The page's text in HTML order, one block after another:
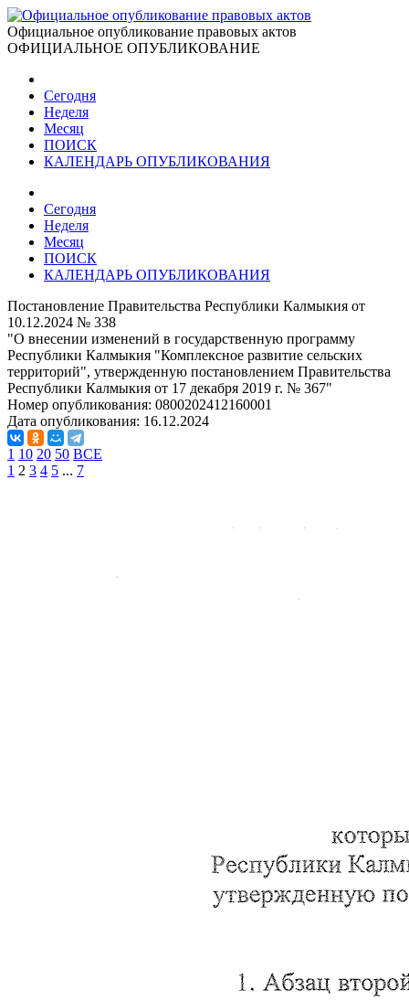
Официальное опубликование правовых актов
ОФИЦИАЛЬНОЕ ОПУБЛИКОВАНИЕ
Сегодня
Неделя
Месяц
ПОИСК
КАЛЕНДАРЬ ОПУБЛИКОВАНИЯ
Сегодня
Неделя
Месяц
ПОИСК
КАЛЕНДАРЬ ОПУБЛИКОВАНИЯ
Постановление Правительства Республики Калмыкия от
10.12.2024 № 338
"О внесении изменений в государственную программу
Республики Калмыкия "Комплексное развитие сельских
территорий", утвержденную постановлением Правительства
Республики Калмыкия от 17 декабря 2019 г. № 367"
Номер опубликования: 0800202412160001
Дата опубликования: 16.12.2024
1 10 20 50 ВСЕ
1 2 3 4 5 ... 7